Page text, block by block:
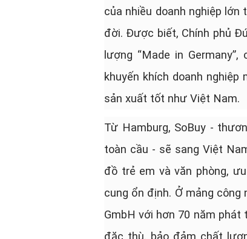
của nhiều doanh nghiệp
đời. Được biết, Chính phủ
lượng “Made in
khuyến khích doanh
sản xuất tốt như Việt Nam.
Từ Hamburg, SoBuy -
toàn cầu - sẽ sang Việt
đồ trẻ em và văn phòng,
cung ổn định. Ở mảng công
GmbH với hơn 70 năm
đặc thù, bảo đảm chất